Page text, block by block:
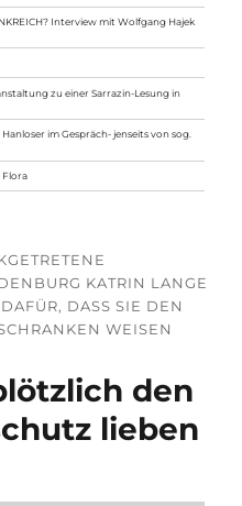
Interview mit Wolfgang Hajek
zu einer Sarrazin-Lesung in
im Gespräch- jenseits von sog.
Flora
KATRIN LANGE
DASS SIE DEN
WEISEN
den
lieben